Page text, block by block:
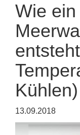
Wie ein
Kühlen)
13.09.2018